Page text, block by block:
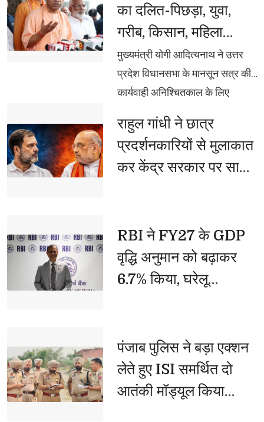
पलटवार, 'चोरी भी, सीनाजोरी भी'...
अखिलेश यादव पर केशव मौर्य का बड़ा
हमला
का दलित-पिछड़ा, युवा,
गरीब, किसान, महिला
विरोधी चरित्रः मुख्यमंत्री
योगी
मुख्यमंत्री योगी आदित्यनाथ ने उत्तर
प्रदेश विधानसभा के मानसून सत्र की
कार्यवाही अनिश्चितकाल के लिए
वार्ता, सपा ने सदन को नहीं, बल्कि
दलितों-पिछड़ों, युवाओं, किसानों,
महिलाओं व गरीबों के अवसर बाधित
राहुल गांधी ने छात्र
प्रदर्शनकारियों से मुलाकात
कर केंद्र सरकार पर साधा
जिम्मेदार'
RBI ने FY27 के GDP
वृद्धि अनुमान को बढ़ाकर
6.7% किया, घरेलू
पंजाब पुलिस ने बड़ा एक्शन
लेते हुए ISI समर्थित दो
आतंकी मॉड्यूल किया